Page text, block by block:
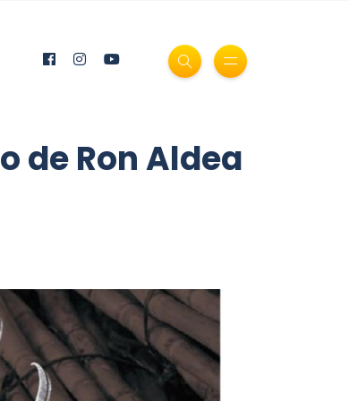
de Ron Aldea